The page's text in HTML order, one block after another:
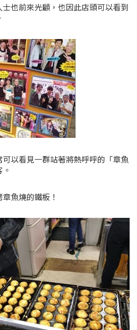
也前來光顧，也因此店頭可以看到
以看見一群站著將熱呼呼的「章魚
魚燒的鐵板！